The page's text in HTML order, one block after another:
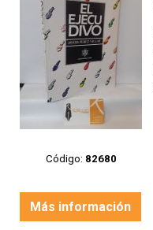
Código: 82680
Más información